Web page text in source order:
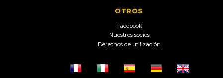
OTROS
Facebook
Nuestros socios
Derechos de utilización